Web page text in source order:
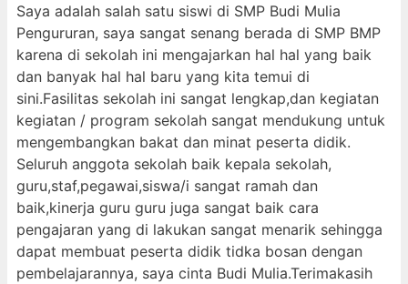
Saya adalah salah satu siswi di SMP Budi Mulia
Pengururan, saya sangat senang berada di SMP BMP
karena di sekolah ini mengajarkan hal hal yang baik
dan banyak hal hal baru yang kita temui di
sini.Fasilitas sekolah ini sangat lengkap,dan kegiatan
kegiatan / program sekolah sangat mendukung untuk
mengembangkan bakat dan minat peserta didik.
Seluruh anggota sekolah baik kepala sekolah,
guru,staf,pegawai,siswa/i sangat ramah dan
baik,kinerja guru guru juga sangat baik cara
pengajaran yang di lakukan sangat menarik sehingga
dapat membuat peserta didik tidka bosan dengan
pembelajarannya, saya cinta Budi Mulia.Terimakasih